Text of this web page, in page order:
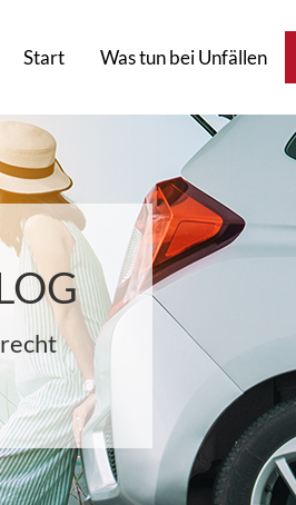
Start Was tun bei Unfällen